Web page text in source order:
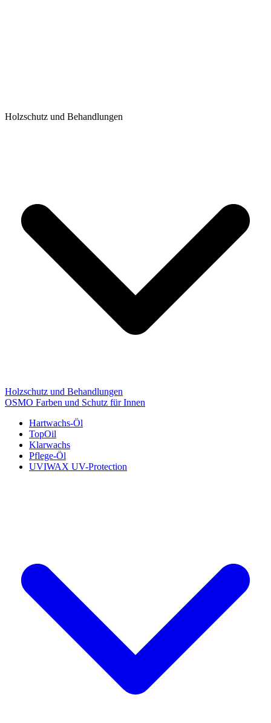
Holzschutz und Behandlungen
Holzschutz und Behandlungen
OSMO Farben und Schutz für Innen
Hartwachs-Öl
TopOil
Klarwachs
Pflege-Öl
UVIWAX UV-Protection